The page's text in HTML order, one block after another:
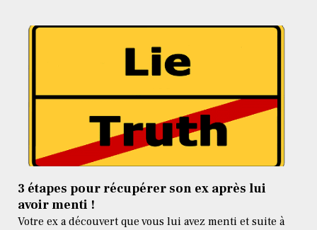
3 étapes pour récupérer son ex après lui
avoir menti !
Votre ex a découvert que vous lui avez menti et suite à